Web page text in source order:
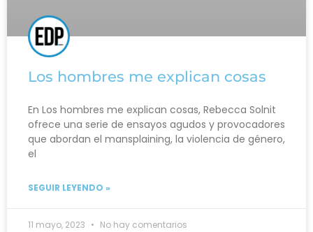
Los hombres me explican cosas
En Los hombres me explican cosas, Rebecca Solnit
ofrece una serie de ensayos agudos y provocadores
que abordan el mansplaining, la violencia de género,
el
SEGUIR LEYENDO »
11 mayo, 2023 No hay comentarios